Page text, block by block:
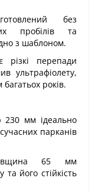
без
пробілів та
з шаблоном.
різкі перепади
ультрафіолету,
багатьох років.
230 мм ідеально
парканів
65 мм
та його стійкість